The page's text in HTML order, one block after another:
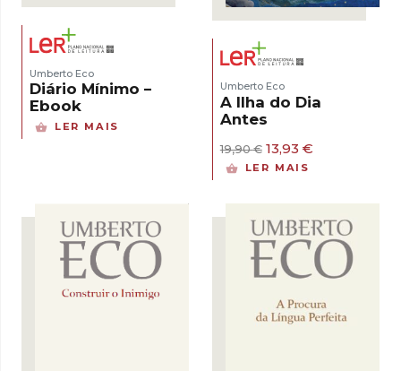
Umberto Eco
Diário Mínimo –
Ebook
LER MAIS
Umberto Eco
A Ilha do Dia
Antes
19,90€ O
preço
19,90 €.
13,93 €O
13,93 €.
LER MAIS